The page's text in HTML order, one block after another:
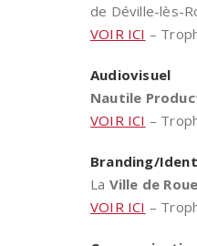
de Déville-lès-
VOIR ICI –
Audiovisuel
Nautile
VOIR ICI –
Branding/
La Ville de
VOIR ICI –